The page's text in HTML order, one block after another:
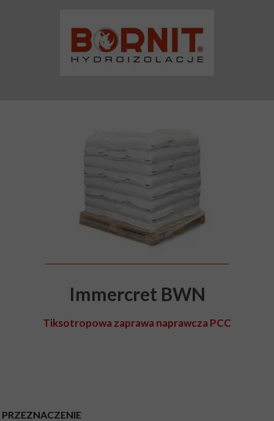
PRZEZNACZENIE
Immercret BWN
Tiksotropowa zaprawa naprawcza PCC